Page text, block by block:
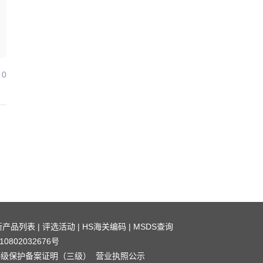
0
产品列表 | 评选活动 | HS海关编码 | MSDS查询
号
保护备案证明（三级） 营业执照公示